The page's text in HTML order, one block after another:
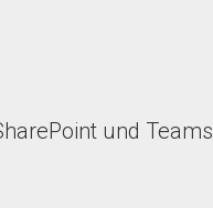
und Teams